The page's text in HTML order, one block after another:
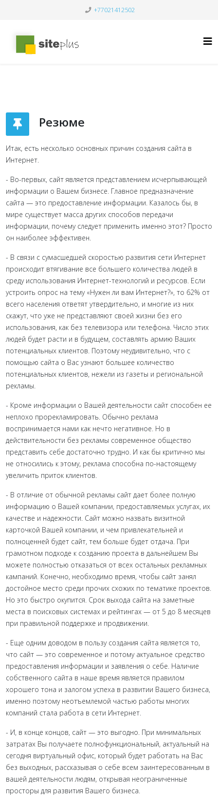
+77021412502
Резюме
Итак, есть несколько основных причин создания сайта в
Интернет.
- Во-первых, сайт является представлением исчерпывающей
информации о Вашем бизнесе. Главное предназначение
сайта — это предоставление информации. Казалось бы, в
мире существует масса других способов передачи
информации, почему следует применить именно этот? Просто
он наиболее эффективен.
- В связи с сумасшедшей скоростью развития сети Интернет
происходит втягивание все большего количества людей в
среду использования Интернет-технологий и ресурсов. Если
устроить опрос на тему «Нужен ли вам Интернет?», то 62% от
всего населения ответят утвердительно, и многие из них
скажут, что уже не представляют своей жизни без его
использования, как без телевизора или телефона. Число этих
людей будет расти и в будущем, составлять армию Ваших
потенциальных клиентов. Поэтому неудивительно, что с
помощью сайта о Вас узнают большее количество
потенциальных клиентов, нежели из газеты и региональной
рекламы.
- Кроме информации о Вашей деятельности сайт способен ее
неплохо прорекламировать. Обычно реклама
воспринимается нами как нечто негативное. Но в
действительности без рекламы современное общество
представить себе достаточно трудно. И как бы критично мы
не относились к этому, реклама способна по-настоящему
увеличить приток клиентов.
- В отличие от обычной рекламы сайт дает более полную
информацию о Вашей компании, предоставляемых услугах, их
качестве и надежности. Сайт можно назвать визитной
карточкой Вашей компании, и чем привлекательней и
полноценней будет сайт, тем больше будет отдача. При
грамотном подходе к созданию проекта в дальнейшем Вы
можете полностью отказаться от всех остальных рекламных
кампаний. Конечно, необходимо время, чтобы сайт занял
достойное место среди прочих схожих по тематике проектов.
Но это быстро окупится. Срок выхода сайта на заметные
места в поисковых системах и рейтингах — от 5 до 8 месяцев
при правильной поддержке и продвижении.
- Еще одним доводом в пользу создания сайта является то,
что сайт — это современное и потому актуальное средство
предоставления информации и заявления о себе. Наличие
собственного сайта в наше время является правилом
хорошего тона и залогом успеха в развитии Вашего бизнеса,
именно поэтому неотъемлемой частью работы многих
компаний стала работа в сети Интернет.
- И, в конце концов, сайт — это выгодно. При минимальных
затратах Вы получаете полнофункциональный, актуальный на
сегодня виртуальный офис, который будет работать на Вас
без выходных, рассказывая о себе всем заинтересованным в
вашей деятельности людям, открывая неограниченные
просторы для развития Вашего бизнеса.